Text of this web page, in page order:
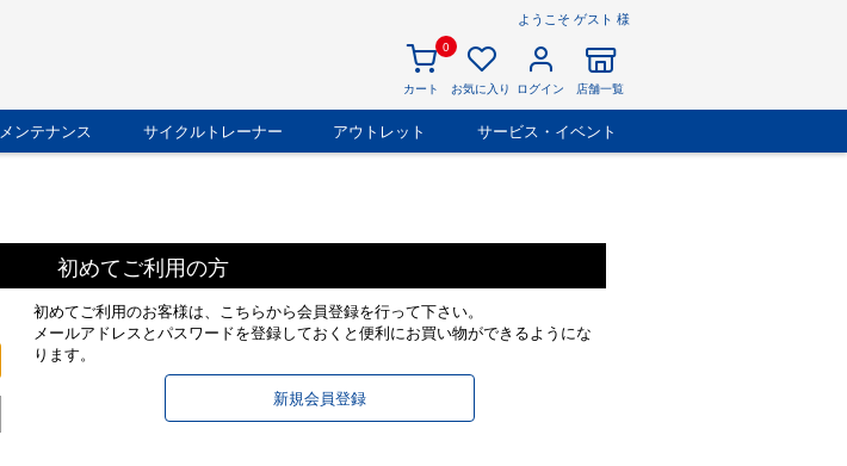
ようこそ ゲスト 様
0
カート お気に入り ログイン 店舗一覧
メンテナンス サイクルトレーナー アウトレット サービス・イベント
初めてご利用の方
初めてご利用のお客様は、こちらから会員登録を行って下さい。
メールアドレスとパスワードを登録しておくと便利にお買い物ができるようにな
ります。